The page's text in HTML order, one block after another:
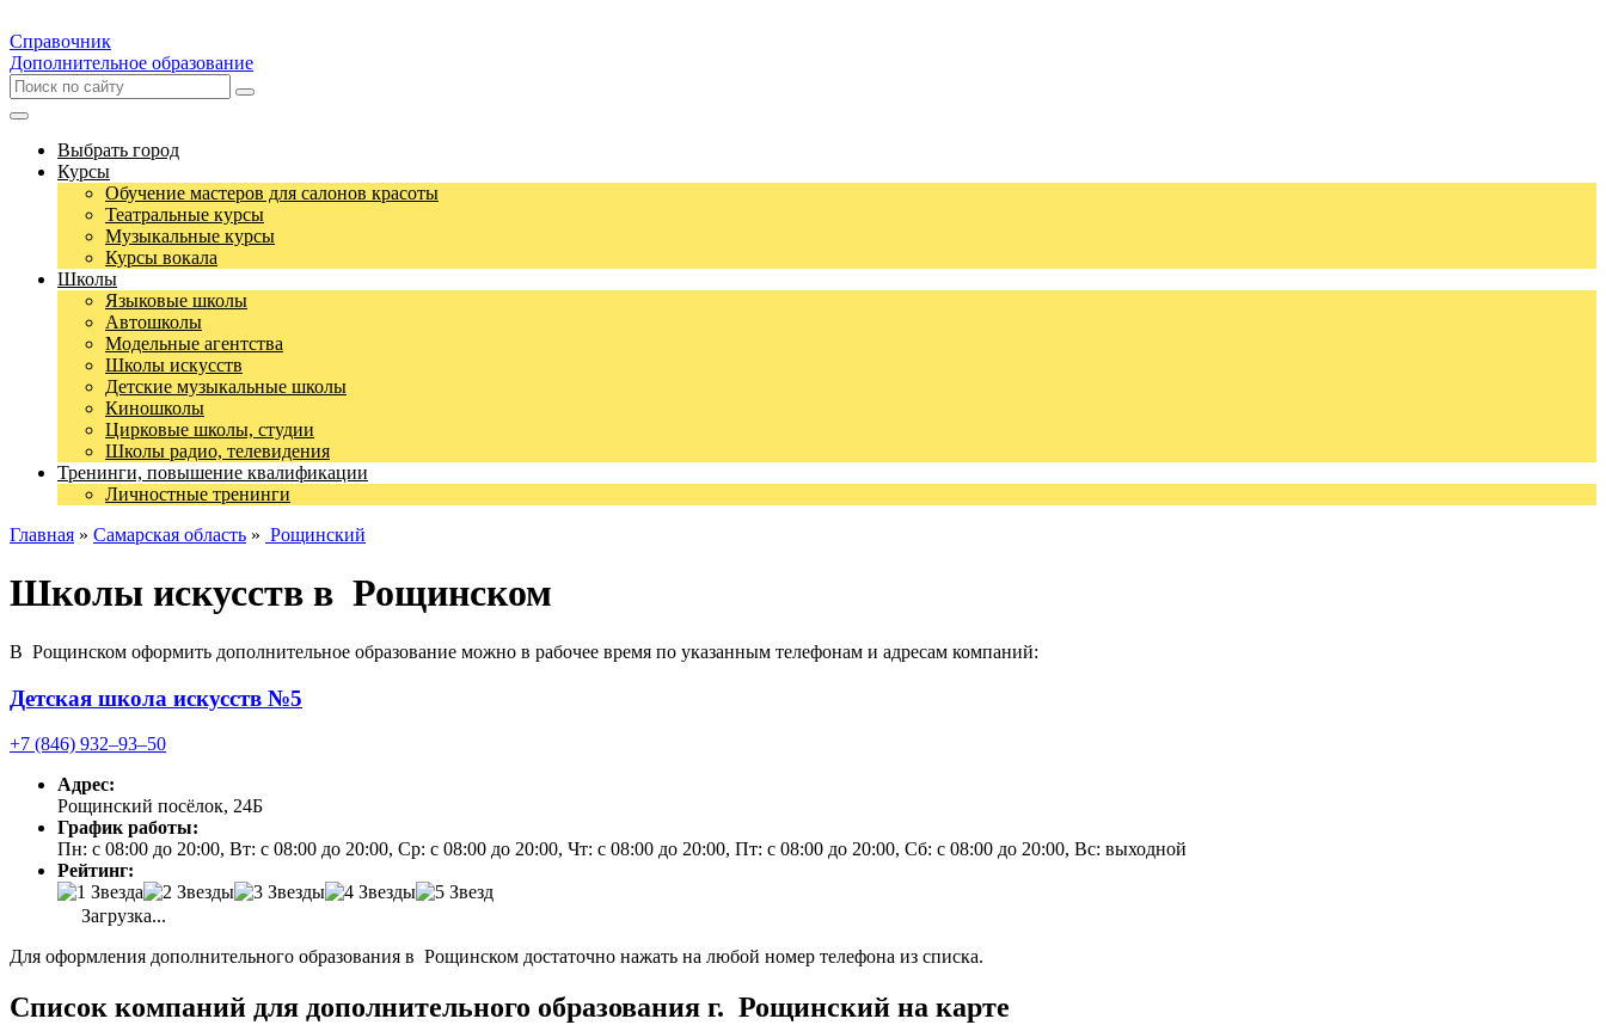
Справочник
Дополнительное образование
Выбрать город
Курсы
Обучение мастеров для салонов красоты
Театральные курсы
Музыкальные курсы
Курсы вокала
Школы
Языковые школы
Автошколы
Модельные агентства
Школы искусств
Детские музыкальные школы
Киношколы
Цирковые школы, студии
Школы радио, телевидения
Тренинги, повышение квалификации
Личностные тренинги
Главная » Самарская область » Рощинский
Школы искусств в Рощинском
В Рощинском оформить дополнительное образование можно в рабочее время по указанным телефонам и адресам компаний:
Детская школа искусств №5
+7 (846) 932‒93‒50
Адрес:
Рощинский посёлок, 24Б
График работы:
Пн: с 08:00 до 20:00, Вт: с 08:00 до 20:00, Ср: с 08:00 до 20:00, Чт: с 08:00 до 20:00, Пт: с 08:00 до 20:00, Сб: с 08:00 до 20:00, Вс: выходной
Рейтинг:
Загрузка...
Для оформления дополнительного образования в Рощинском достаточно нажать на любой номер телефона из списка.
Список компаний для дополнительного образования г. Рощинский на карте